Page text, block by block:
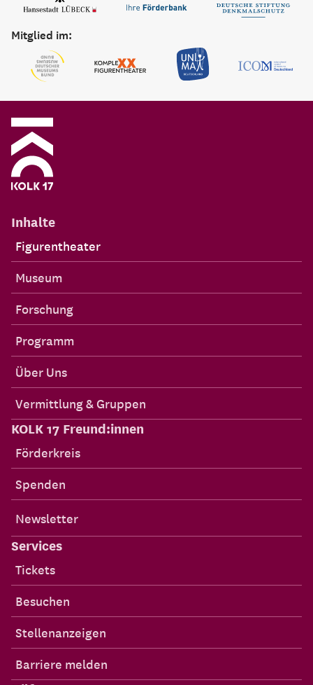
Mitglied im:
Inhalte
Figurentheater
Museum
Forschung
Programm
Über Uns
Vermittlung & Gruppen
KOLK 17 Freund:innen
Förderkreis
Spenden
Newsletter
Services
Tickets
Besuchen
Stellenanzeigen
Barriere melden